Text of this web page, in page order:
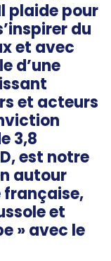
plaide pour
du
et avec
d’une
et acteurs
3,8
est notre
autour
française,
et
» avec le